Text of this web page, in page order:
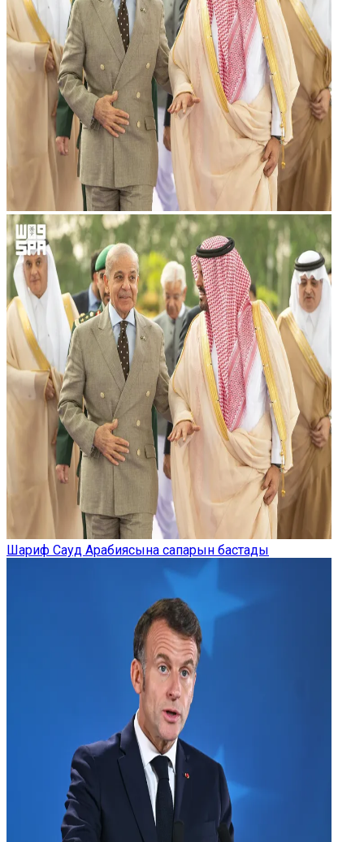
Шариф Сауд Арабиясына сапарын бастады